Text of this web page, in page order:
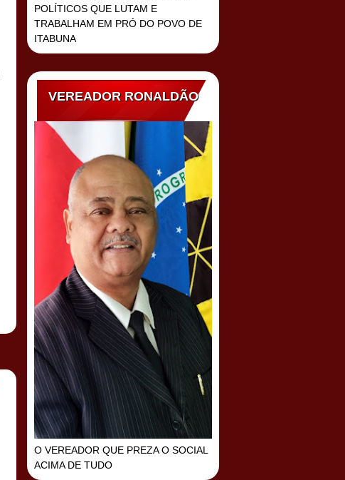
POLÍTICOS QUE LUTAM E
TRABALHAM EM PRÓ DO POVO DE
ITABUNA
VEREADOR RONALDÃO
O VEREADOR QUE PREZA O SOCIAL
ACIMA DE TUDO